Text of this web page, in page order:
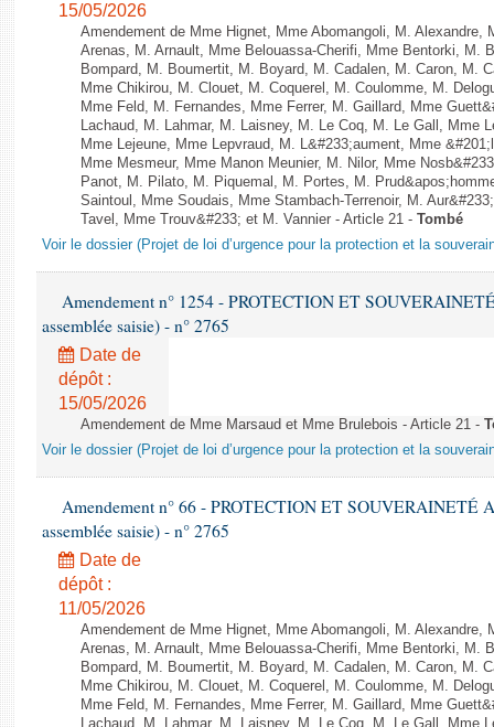
15/05/2026
Amendement de Mme Hignet, Mme Abomangoli, M. Alexandre,
Arenas, M. Arnault, Mme Belouassa-Cherifi, Mme Bentorki, M.
Bompard, M. Boumertit, M. Boyard, M. Cadalen, M. Caron, M.
Mme Chikirou, M. Clouet, M. Coquerel, M. Coulomme, M.
Mme Feld, M. Fernandes, Mme Ferrer, M. Gaillard, Mme
Lachaud, M. Lahmar, M. Laisney, M. Le Coq, M. Le Gall, Mme
Mme Lejeune, Mme Lepvraud, M. L&#233;aument, Mme
Mme Mesmeur, Mme Manon Meunier, M. Nilor, Mme
Panot, M. Pilato, M. Piquemal, M. Portes, M.
Saintoul, Mme Soudais, Mme Stambach-Terrenoir, M.
Tavel, Mme Trouv&#233; et M. Vannier - Article 21 - Tombé
Voir le dossier (Projet de loi d’urgence pour la protection et la
Amendement n° 1254 - PROTECTION ET
assemblée saisie) - n° 2765
Date de
dépôt :
15/05/2026
Amendement de Mme Marsaud et Mme Brulebois - Article 21 -
Voir le dossier (Projet de loi d’urgence pour la protection et la
Amendement n° 66 - PROTECTION ET SOUVERAINETÉ
assemblée saisie) - n° 2765
Date de
dépôt :
11/05/2026
Amendement de Mme Hignet, Mme Abomangoli, M. Alexandre,
Arenas, M. Arnault, Mme Belouassa-Cherifi, Mme Bentorki, M.
Bompard, M. Boumertit, M. Boyard, M. Cadalen, M. Caron, M.
Mme Chikirou, M. Clouet, M. Coquerel, M. Coulomme, M.
Mme Feld, M. Fernandes, Mme Ferrer, M. Gaillard, Mme
Lachaud, M. Lahmar, M. Laisney, M. Le Coq, M. Le Gall, Mme